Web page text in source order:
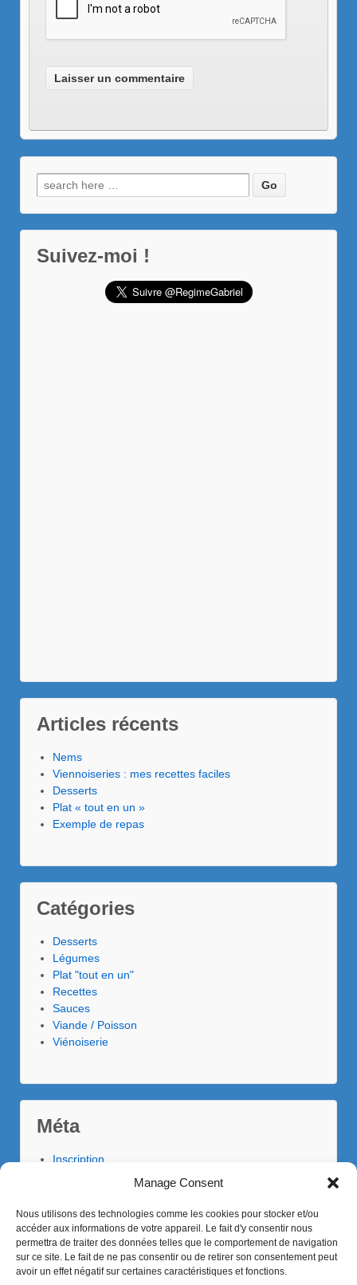
Manage Consent
Nous utilisons des technologies comme les cookies pour stocker et/ou
accéder aux informations de votre appareil. Le fait d'y consentir nous
permettra de traiter des données telles que le comportement de navigation
sur ce site. Le fait de ne pas consentir ou de retirer son consentement peut
avoir un effet négatif sur certaines caractéristiques et fonctions.
Recherche
pour:
Suivez-moi !
Articles récents
Nems
Viennoiseries : mes recettes faciles
Desserts
Plat « tout en un »
Exemple de repas
Catégories
Desserts
Légumes
Plat "tout en un"
Recettes
Sauces
Viande / Poisson
Viénoiserie
Méta
Inscription
Flux des commentaires
Site de WordPress-FR